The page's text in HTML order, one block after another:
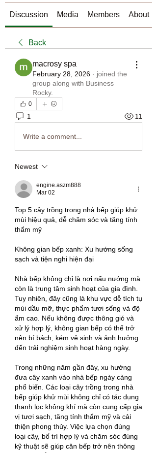
Discussion Media Members About
Back
macrosy spa
February 28, 2026 · joined the
group along with Business
Rocky.
0
1 11
Write a comment...
Newest
engine.aszm888
Mar 02
Top 5 cây trồng trong nhà bếp giúp khử
mùi hiệu quả, dễ chăm sóc và tăng tính
thẩm mỹ
Không gian bếp xanh: Xu hướng sống
sạch và tiện nghi hiện đại
Nhà bếp không chỉ là nơi nấu nướng mà
còn là trung tâm sinh hoạt của gia đình.
Tuy nhiên, đây cũng là khu vực dễ tích tụ
mùi dầu mỡ, thực phẩm tươi sống và độ
ẩm cao. Nếu không được thông gió và
xử lý hợp lý, không gian bếp có thể trở
nên bí bách, kém vệ sinh và ảnh hưởng
đến trải nghiệm sinh hoạt hàng ngày.
Trong những năm gần đây, xu hướng
đưa cây xanh vào nhà bếp ngày càng
phổ biến. Các loại cây trồng trong nhà
bếp giúp khử mùi không chỉ có tác dụng
thanh lọc không khí mà còn cung cấp gia
vị tươi sạch, tăng tính thẩm mỹ và cải
thiện phong thủy. Việc lựa chọn đúng
loại cây, bố trí hợp lý và chăm sóc đúng
kỹ thuật sẽ giúp căn bếp trở nên thông